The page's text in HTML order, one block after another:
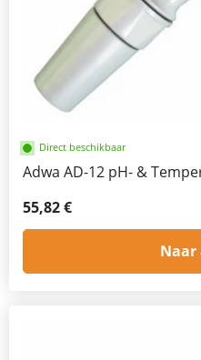
Direct beschikbaar
Adwa AD-12 pH- &
55,82 €